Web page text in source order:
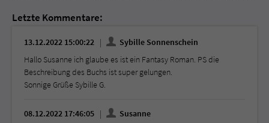
Letzte Kommentare:
13.12.2022 15:00:22
Sybille Sonnenschein
Hallo Susanne ich glaube es ist ein Fantasy Roman. PS die
Beschreibung des Buchs ist super gelungen.
Sonnige Grüße Sybille G.
08.12.2022 17:46:05
Susanne